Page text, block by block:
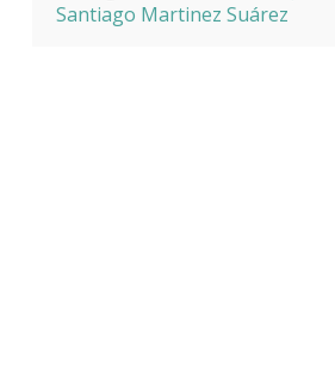
Santiago Martinez Suárez